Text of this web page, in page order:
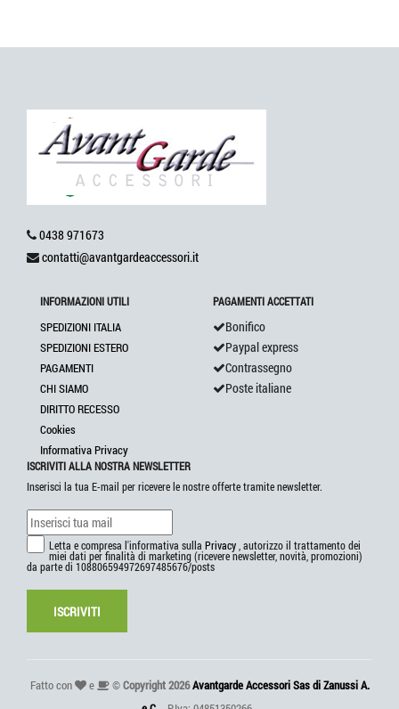
0438 971673
contatti@avantgardeaccessori.it
INFORMAZIONI UTILI
SPEDIZIONI ITALIA
SPEDIZIONI ESTERO
PAGAMENTI
CHI SIAMO
DIRITTO RECESSO
Cookies
Informativa Privacy
PAGAMENTI ACCETTATI
Bonifico
Paypal express
Contrassegno
Poste italiane
ISCRIVITI ALLA NOSTRA NEWSLETTER
Inserisci la tua E-mail per ricevere le nostre offerte tramite newsletter.
Letta e compresa l'informativa sulla Privacy, autorizzo il trattamento dei
miei dati per finalità di marketing (ricevere newsletter, novità, promozioni)
da parte di 108806594972697485676/posts
ISCRIVITI
Fatto con e ©Copyright 2026Avantgarde Accessori Sas di Zanussi A.